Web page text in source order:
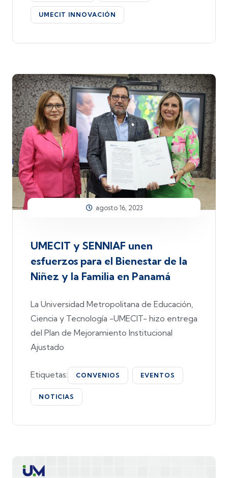
UMECIT INNOVACIÓN
agosto 16, 2023
UMECIT y SENNIAF unen
esfuerzos para el Bienestar de la
Niñez y la Familia en Panamá
La Universidad Metropolitana de Educación,
Ciencia y Tecnología -UMECIT- hizo entrega
del Plan de Mejoramiento Institucional
Ajustado
Etiquetas: CONVENIOS EVENTOS
NOTICIAS